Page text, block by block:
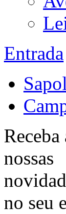
Entrada
Receba
nossas
no seu